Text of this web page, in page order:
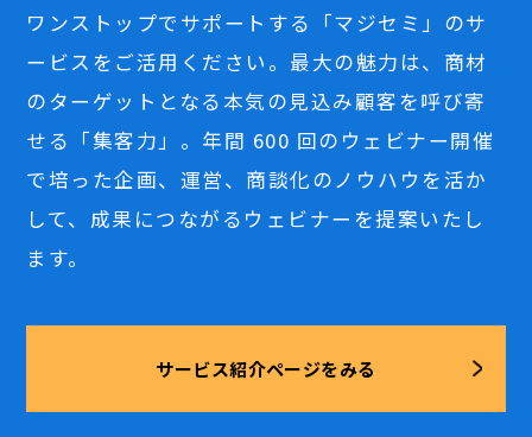
ワンストップでサポートする「マジセミ」のサ
ービスをご活用ください。最大の魅力は、商材
のターゲットとなる本気の見込み顧客を呼び寄
せる「集客力」。年間 600 回のウェビナー開催
で培った企画、運営、商談化のノウハウを活か
して、成果につながるウェビナーを提案いたし
ます。
サービス紹介ページをみる